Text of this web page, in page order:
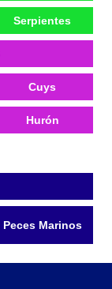
Serpientes
Cuys
Hurón
Peces Marinos